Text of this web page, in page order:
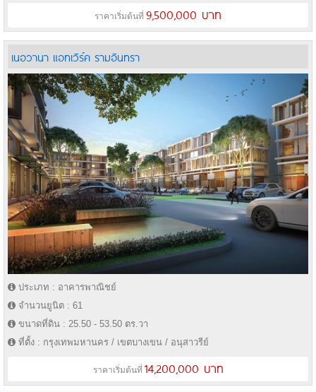
ราคาเริ่มต้นที่ 9,500,000 บาท
เนอวานา แอทเวิร์ค รามอินทรา
ประเภท : อาคารพาณิชย์
จำนวนยูนิต : 61
ขนาดที่ดิน : 25.50 - 53.50 ตร.วา
ที่ตั้ง : กรุงเทพมหานคร / เขตบางเขน / อนุสาวรีย์
ราคาเริ่มต้นที่ 14,200,000 บาท